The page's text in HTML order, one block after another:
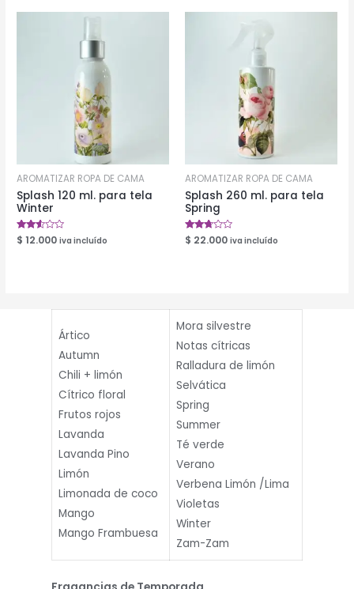
AROMATIZAR ROPA DE CAMA
Splash 120 ml. para tela
Winter
Valorado
en
$ 12.000 iva incluído
AROMATIZAR ROPA DE CAMA
Splash 260 ml. para tela
Spring
Valorado
en
$ 22.000 iva incluído
Ártico
Autumn
Chili + limón
Cítrico floral
Frutos rojos
Lavanda
Lavanda Pino
Limón
Limonada de coco
Mango
Mango Frambuesa
Mora silvestre
Notas cítricas
Ralladura de limón
Selvática
Spring
Summer
Té verde
Verano
Verbena Limón /Lima
Violetas
Winter
Zam-Zam